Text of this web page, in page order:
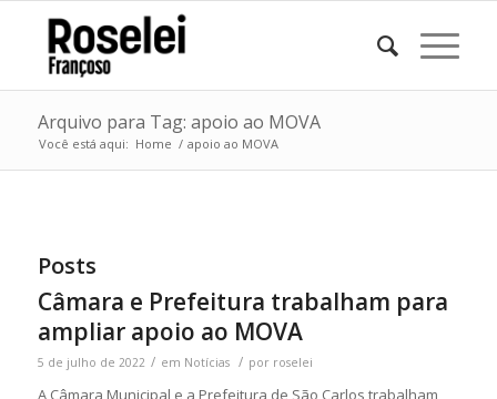
Arquivo para Tag: apoio ao MOVA
Você está aqui: Home / apoio ao MOVA
Posts
Câmara e Prefeitura trabalham para
ampliar apoio ao MOVA
5 de julho de 2022 / em Notícias / por roselei
A Câmara Municipal e a Prefeitura de São Carlos trabalham